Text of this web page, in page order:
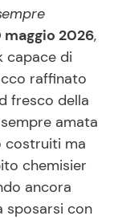
in TV
e Veloci
maggio 2026,
capace di
raffinato
fresco della
amata
costruiti ma
chemisier
ancora
sposarsi con